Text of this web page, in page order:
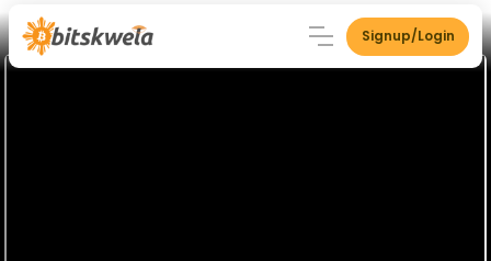
Signup/Login